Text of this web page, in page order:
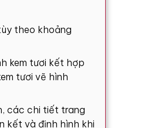
theo khoảng
kem tươi kết hợp
tươi vẽ hình
các chi tiết trang
kết và định hình khi